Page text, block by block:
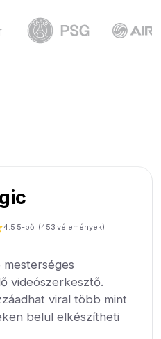
4.5 5-ből (453 vélemények)
mesterséges
videószerkesztő.
viral több mint
belül elkészítheti